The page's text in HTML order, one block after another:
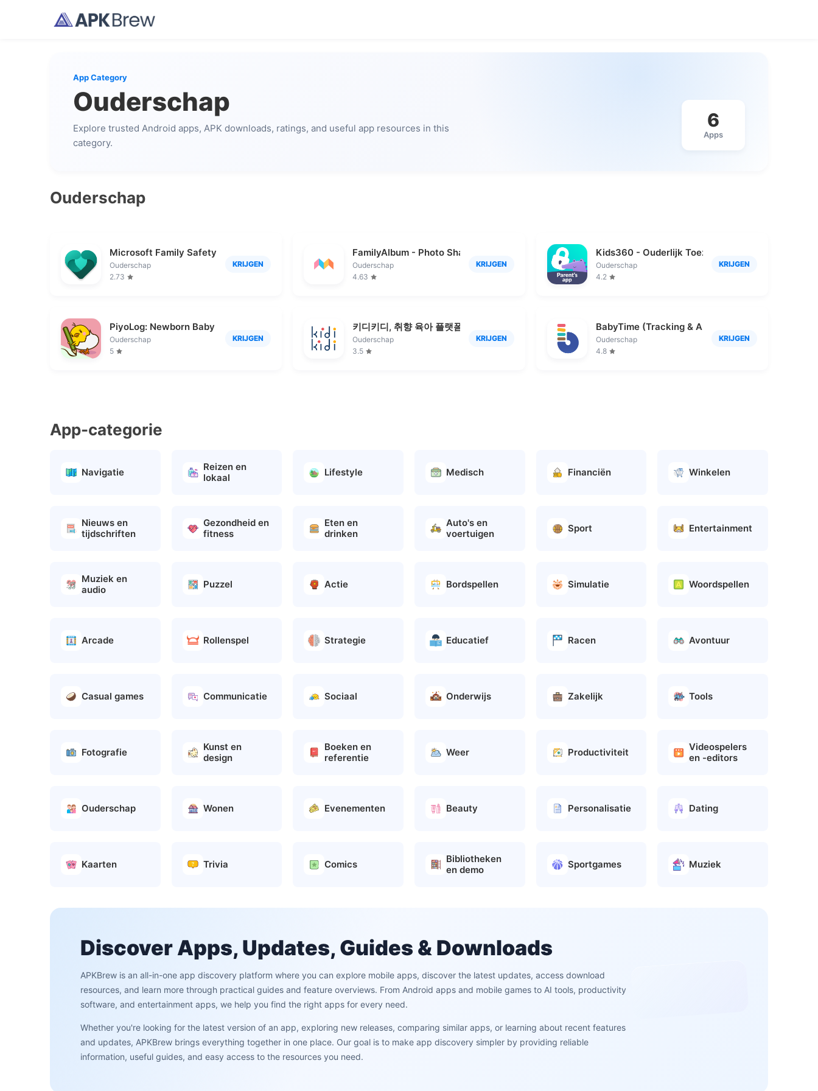
App Category
Ouderschap
Explore trusted Android apps, APK downloads, ratings, and useful app resources in this
category.
6
Apps
Ouderschap
Microsoft Family Safety
Ouderschap
2.73
KRIJGEN
FamilyAlbum - Photo Sharing
Ouderschap
4.63
KRIJGEN
Kids360 - Ouderlijk Toezicht
Ouderschap
4.2
KRIJGEN
PiyoLog: Newborn Baby Tracker
Ouderschap
5
KRIJGEN
키디키디, 취향 육아 플랫폼
Ouderschap
3.5
KRIJGEN
BabyTime (Tracking & Analysis)
Ouderschap
4.8
KRIJGEN
App-categorie
Navigatie
Reizen en
lokaal
Lifestyle Medisch Financiën Winkelen
Nieuws en
tijdschriften
Gezondheid en
fitness
Eten en
drinken
Auto's en
voertuigen
Sport Entertainment
Muziek en
audio
Puzzel Actie Bordspellen Simulatie Woordspellen
Arcade Rollenspel Strategie Educatief Racen Avontuur
Casual games Communicatie Sociaal Onderwijs Zakelijk Tools
Fotografie
Kunst en
design
Boeken en
referentie
Weer Productiviteit
Videospelers
en -editors
Ouderschap Wonen Evenementen Beauty Personalisatie Dating
Kaarten Trivia Comics
Bibliotheken
en demo
Sportgames Muziek
Discover Apps, Updates, Guides & Downloads
APKBrew is an all-in-one app discovery platform where you can explore mobile apps, discover the latest updates, access download
resources, and learn more through practical guides and feature overviews. From Android apps and mobile games to AI tools, productivity
software, and entertainment apps, we help you find the right apps for every need.
Whether you're looking for the latest version of an app, exploring new releases, comparing similar apps, or learning about recent features
and updates, APKBrew brings everything together in one place. Our goal is to make app discovery simpler by providing reliable
information, useful guides, and easy access to the resources you need.